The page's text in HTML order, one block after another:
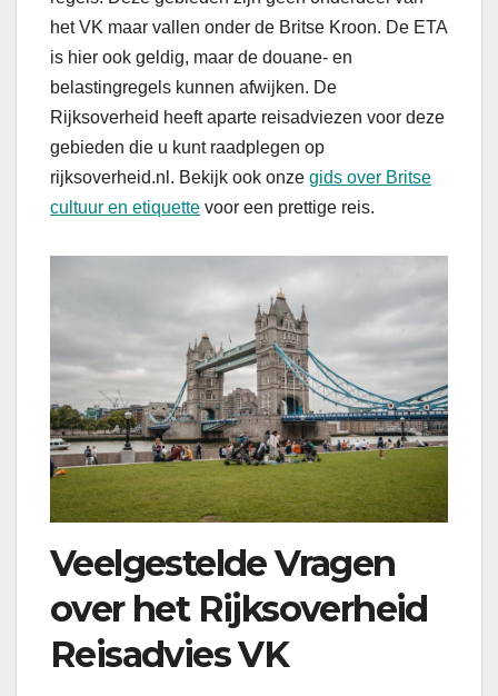
het VK maar vallen onder de Britse Kroon. De ETA
is hier ook geldig, maar de douane- en
belastingregels kunnen afwijken. De
Rijksoverheid heeft aparte reisadviezen voor deze
gebieden die u kunt raadplegen op
rijksoverheid.nl. Bekijk ook onze gids over Britse
cultuur en etiquette voor een prettige reis.
Veelgestelde Vragen
over het Rijksoverheid
Reisadvies VK